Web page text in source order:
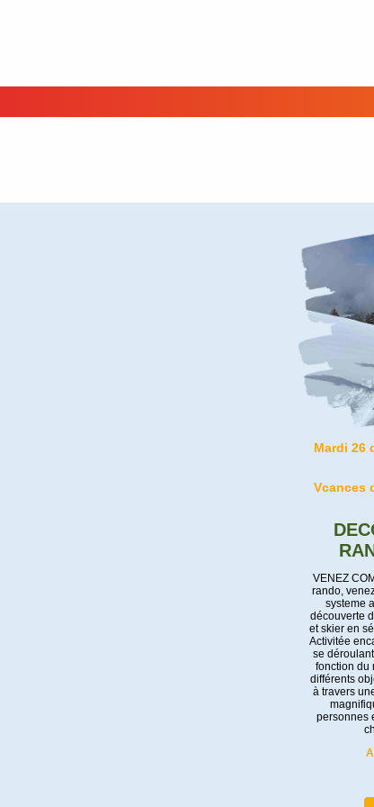
Mardi 26
Vcances
VENEZ
rando,
systeme
découverte
et skier en
Activitée
se
fonction du
différents
à travers
personnes